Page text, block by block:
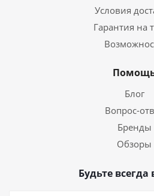
Условия
Гарантия на
Блог
Вопрос-
Бренды
Обзоры
Будьте всегда